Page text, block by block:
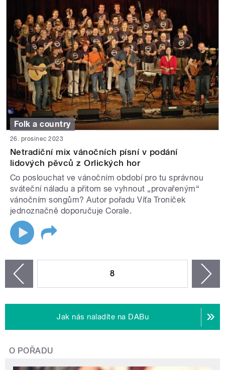
Folk a country
26. prosinec 2023
Netradiční mix vánočních písní v podání
lidových pěvců z Orlických hor
Co poslouchat ve vánočním období pro tu správnou
sváteční náladu a přitom se vyhnout „provařeným“
vánočním songům? Autor pořadu Víťa Troníček
jednoznačně doporučuje Corale.
8
Jak nás naladíte na DABu
O POŘADU